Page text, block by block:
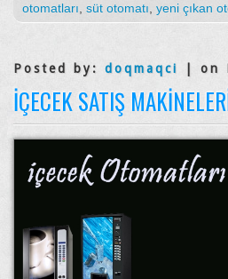
otomatları süt otomatı yeni çıkan
Posted by: doqmaqci | on
İÇECEK SATIŞ